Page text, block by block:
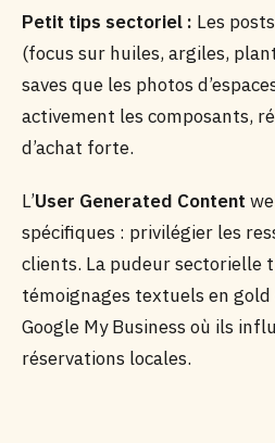
Petit tips sectoriel : Les
(focus sur huiles, argiles,
saves que les photos
activement les composants,
d’achat forte.
L’User Generated Content
spécifiques : privilégier les
clients. La pudeur sectorielle
témoignages textuels en
Google My Business où ils
réservations locales.